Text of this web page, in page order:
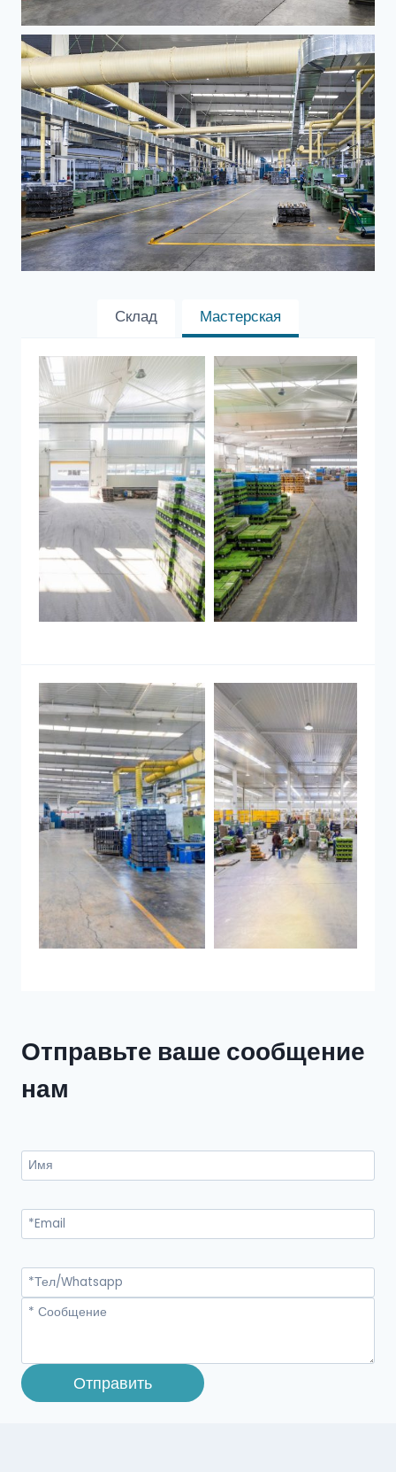
Склад Мастерская
Отправьте ваше сообщение
нам
Отправить